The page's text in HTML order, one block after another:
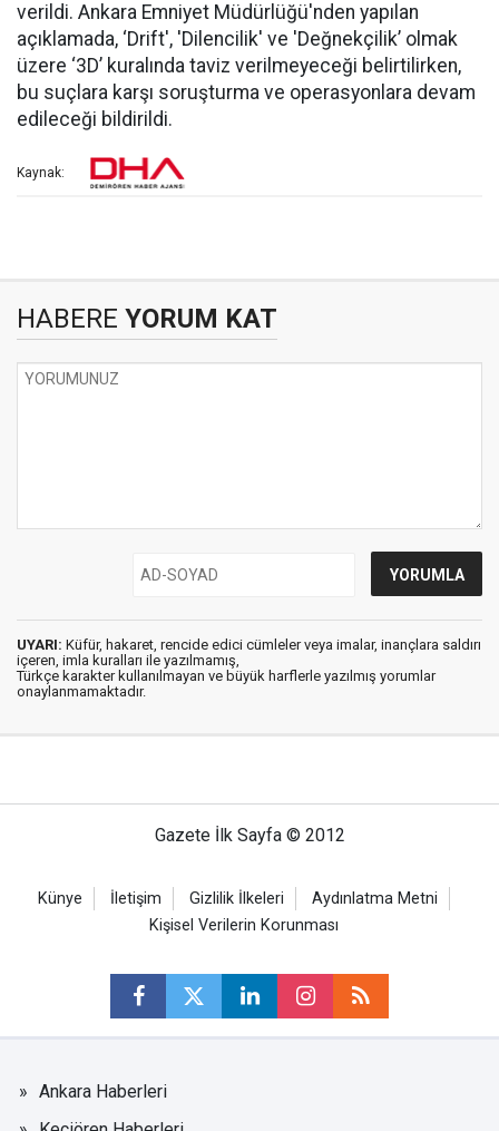
verildi. Ankara Emniyet Müdürlüğü'nden yapılan
açıklamada, ‘Drift', 'Dilencilik' ve 'Değnekçilik’ olmak
üzere ‘3D’ kuralında taviz verilmeyeceği belirtilirken,
bu suçlara karşı soruşturma ve operasyonlara devam
edileceği bildirildi.
Kaynak:
HABERE YORUM KAT
UYARI: Küfür, hakaret, rencide edici cümleler veya imalar, inançlara saldırı
içeren, imla kuralları ile yazılmamış,
Türkçe karakter kullanılmayan ve büyük harflerle yazılmış yorumlar
onaylanmamaktadır.
Gazete İlk Sayfa © 2012
Künye İletişim Gizlilik İlkeleri
Aydınlatma Metni
Kişisel Verilerin Korunması
Ankara Haberleri